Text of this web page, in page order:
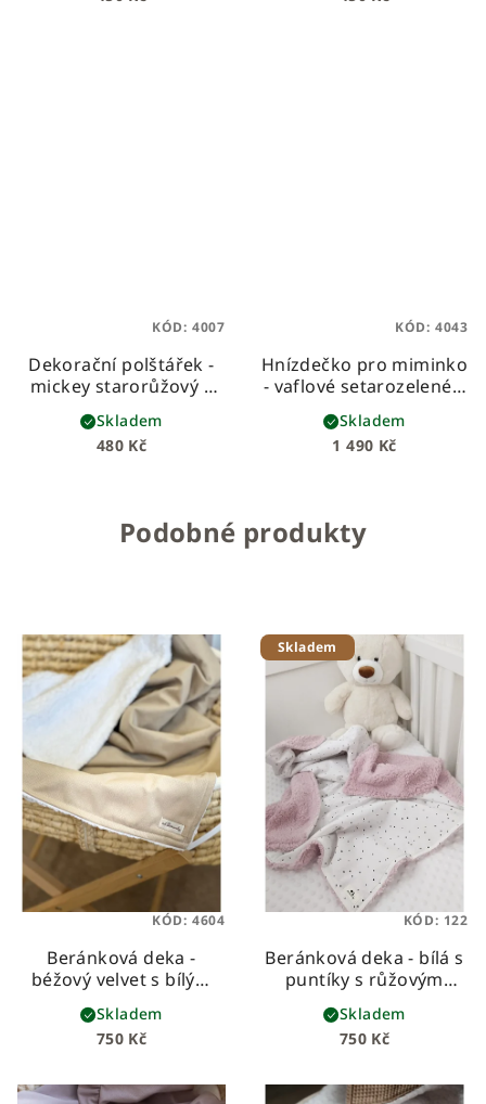
Dekorační polštářek -
mickey starorůžový s
nápisem Nelly
480 Kč
Skladem
KÓD: 4007
Hnízdečko pro miminko
- vaflové setarozelené s
1 490 Kč
Skladem
KÓD: 4043
Podobné produkty
Beránková deka -
béžový velvet s bílým
beránkem
beránková deka ze
sametového velvetu a
750 Kč
Skladem
KÓD: 4604
Skladem
Beránková deka - bílá s
puntíky s růžovým
beránkem
beránková deka z
prémiové bavlny a
750 Kč
Skladem
KÓD: 122